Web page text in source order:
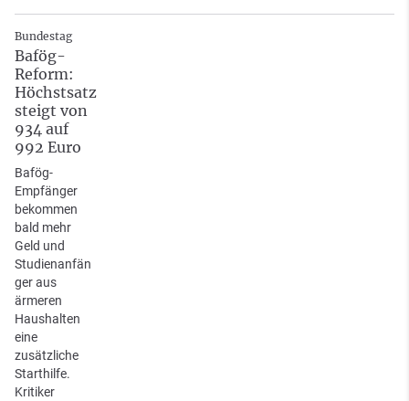
Bundestag
Bafög-
Reform:
Höchstsatz
steigt von
934 auf
992 Euro
Bafög-
Empfänger
bekommen
bald mehr
Geld und
Studienanfän
ger aus
ärmeren
Haushalten
eine
zusätzliche
Starthilfe.
Kritiker